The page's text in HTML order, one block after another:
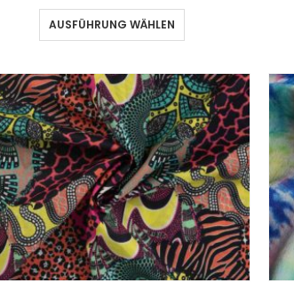
AUSFÜHRUNG WÄHLEN